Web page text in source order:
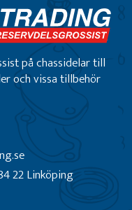
på chassidelar till
och vissa tillbehör
22 Linköping